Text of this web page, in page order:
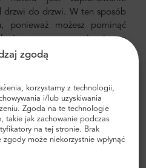
zgodą
korzystamy z technologii,
i/lub uzyskiwania
Zgoda na te technologie
takie jak zachowanie podczas
na tej stronie. Brak
może niekorzystnie wpłynąć
drzwi do drzwi. W ten sposób
ponieważ możesz pominąć
trasy, poruszania się po
transferu
z Mr.Shuttle, wybranym
Trip-Advisor. Oferujemy
nowoczesnych,
samochodach,